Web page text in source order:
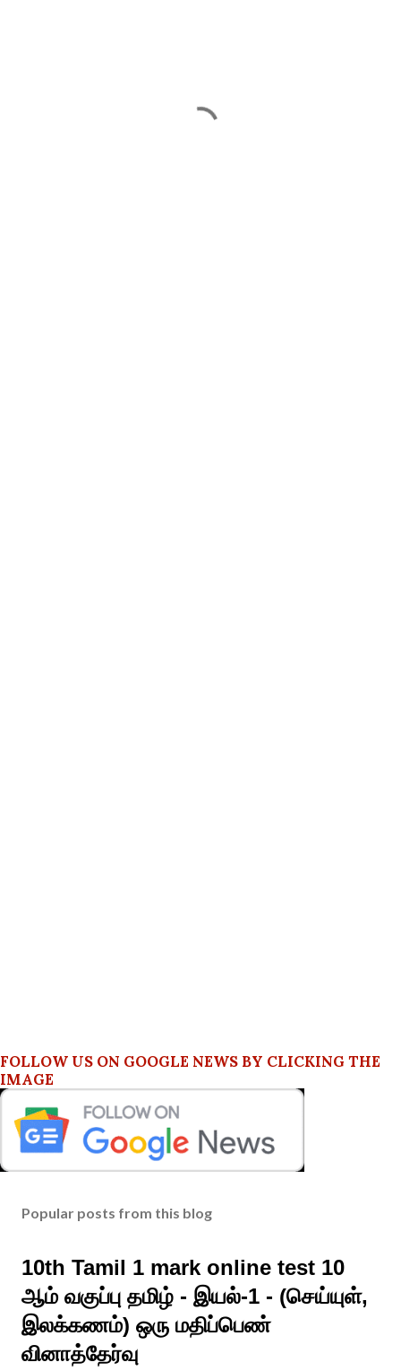
FOLLOW US ON GOOGLE NEWS BY CLICKING THE
IMAGE
Popular posts from this blog
10th Tamil 1 mark online test 10
ஆம் வகுப்பு தமிழ் - இயல்-1 - (செய்யுள்,
இலக்கணம்) ஒரு மதிப்பெண்
வினாத்தேர்வு